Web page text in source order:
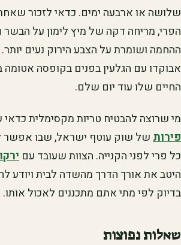
שלושה או ארבעה ימים. כדאי לזכור
הפרי, מריחה דקה של מיץ לימון על
ההחמה ושומרת על הצבע הירוק נעים
אבוקדו עם הגלעין בפנים בקופסה
החיים שלו עוד יום שלם.
מי שרוצה להבטיח טריות מקסימלית כדאי
פירותשל שוק עוטף ישראל, שבו אפשר
כל פרי לפני הקנייה. הצוות שעובד עם
היטב את אורך הדרך מהשדה לבית ויודע
בדיוק לפי מתי אתם מתכננים לאכול אותו.
שאלות נפוצות